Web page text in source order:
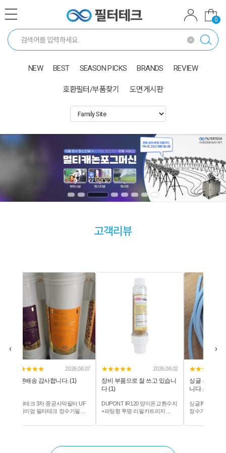
0
NEW BEST SEASON PICKS BRANDS REVIEW
호환필터/부품찾기 도면게시판
고객리뷰
‹
2026.08.07
른배송 감사합니다. (1)
터테크 3차 중공사막필터 UF
리미엄 필터테크 정수기필터
★★★★★ 2026.08.02
장비 부품으로 잘 쓰고 있습니
DUPONT IR120 양이온교환수지
+피팅형 투명 리필카트리지
★★★★★
싱글 튜빙 견고하고
니다 조립도 직관적
싱글튜빙 1라인 ST-
정수기호스 모음전
›